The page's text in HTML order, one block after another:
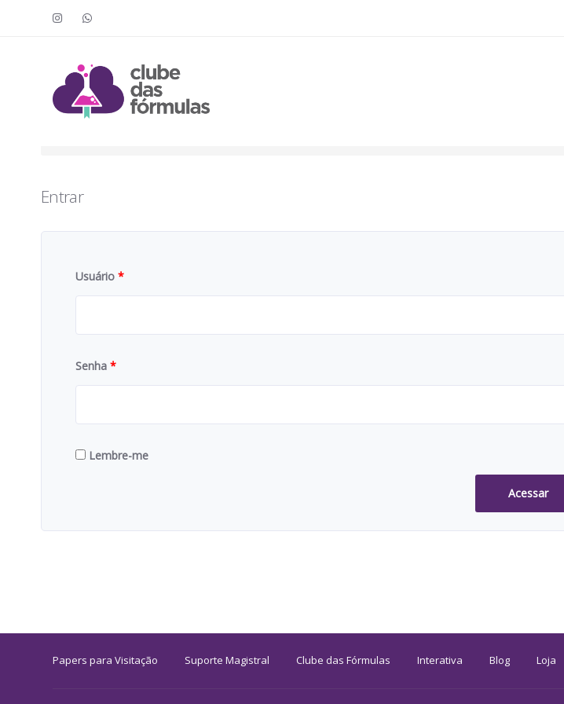
Entrar
Usuário *
Senha *
Lembre-me
Acessar
Papers para Visitação Suporte Magistral Clube das Fórmulas Interativa Blog Loja